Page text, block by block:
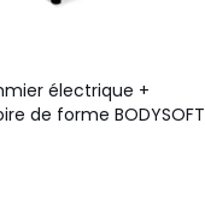
électrique +
de forme BODYSOFT